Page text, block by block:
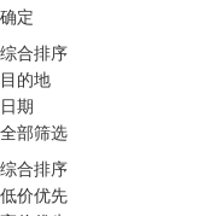
确定
综合排序
目的地
日期
全部筛选
综合排序
低价优先